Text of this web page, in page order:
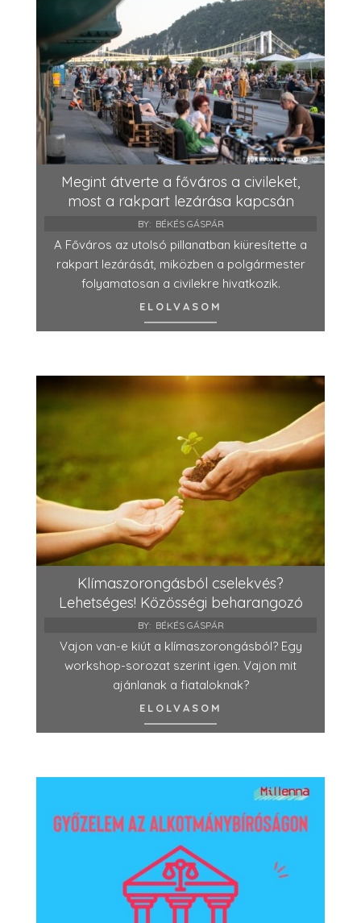
Megint átverte a főváros a civileket,
most a rakpart lezárása kapcsán
BY: BÉKÉS GÁSPÁR
A Főváros az utolsó pillanatban kiüresítette a
rakpart lezárását, miközben a polgármester
folyamatosan a civilekre hivatkozik.
ELOLVASOM
Klímaszorongásból cselekvés?
Lehetséges! Közösségi beharangozó
BY: BÉKÉS GÁSPÁR
Vajon van-e kiút a klímaszorongásból? Egy
workshop-sorozat szerint igen. Vajon mit
ajánlanak a fiataloknak?
ELOLVASOM